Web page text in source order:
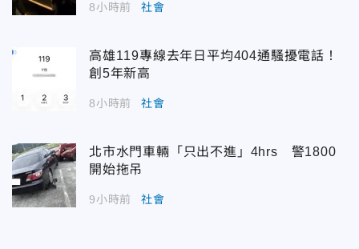
8小時前 社會
高雄119專線去年日平均404通騷擾電話！
創5年新高
8小時前 社會
北市水門車輛「只出不進」4hrs 警1800
開始拖吊
9小時前 社會